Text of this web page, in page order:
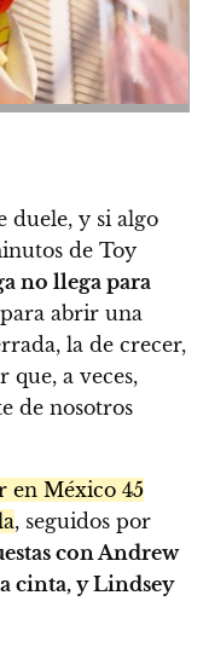
duele, y si algo
de Toy
no llega para
abrir una
la de crecer,
que, a veces,
de nosotros
en México 45
, seguidos por
con Andrew
cinta, y Lindsey